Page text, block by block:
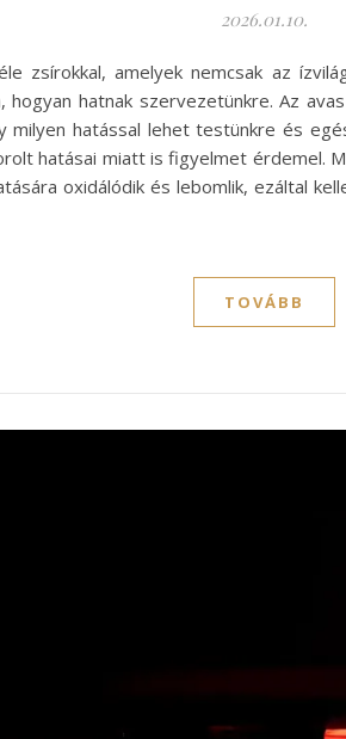
2026.01.10.
zsírokkal, amelyek nemcsak az
hatnak szervezetünkre. Az
hatással lehet testünkre és
hatásai miatt is figyelmet érdemel.
oxidálódik és lebomlik, ezáltal
TOVÁBB